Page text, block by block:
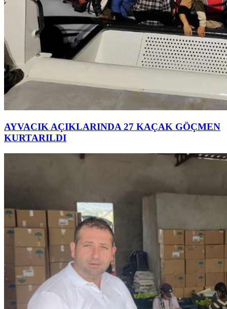
AYVACIK AÇIKLARINDA 27 KAÇAK GÖÇMEN
KURTARILDI